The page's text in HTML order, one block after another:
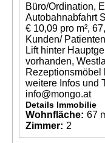
Büro/Ordination,
Autobahnabfahrt
€ 10,09 pro m²,
Kunden/
Lift hinter
vorhanden,
Rezeptionsmöbel
weitere Infos und
info@mongo.at
Details Immobilie
Wohnfläche: 67
Zimmer: 2